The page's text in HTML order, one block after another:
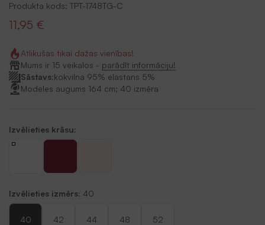
Produkta kods: TPT-1748TG-C
11,95 €
Atlikušas tikai dažas vienības!
Mums ir 15 veikalos - parādīt informāciju!
Sāstavs:kokvilna 95% elastans 5%
Modeles augums 164 cm; 40 izmēra
Izvēlieties krāsu:
Izvēlieties izmērs: 40
40 42 44 48 52